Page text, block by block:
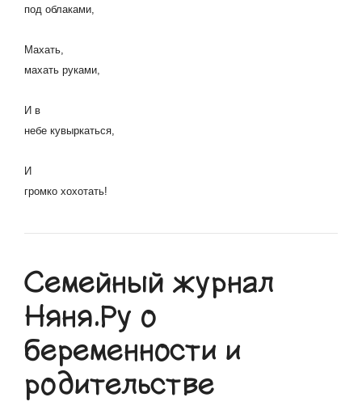
под облаками,
Махать,
махать руками,
И в
небе кувыркаться,
И
громко хохотать!
Семейный журнал
Няня.Ру о
беременности и
родительстве